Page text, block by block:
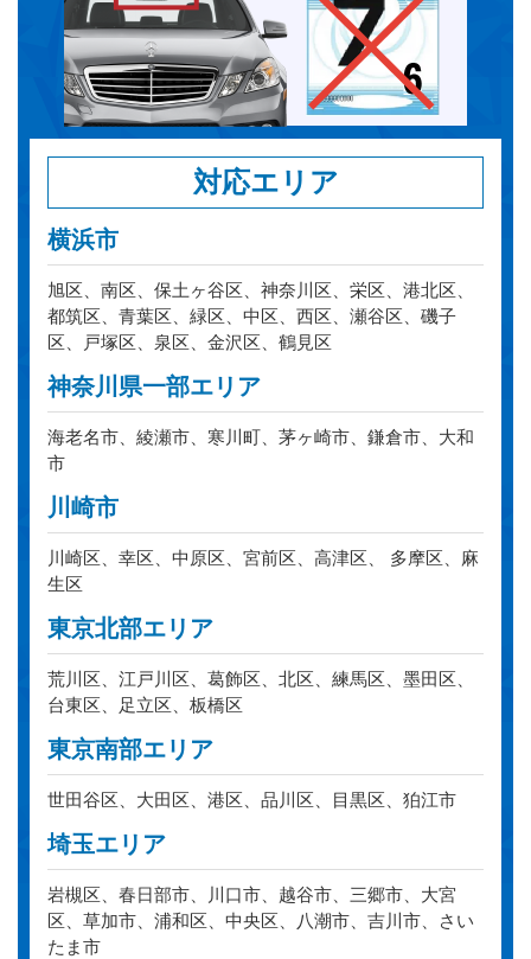
対応エリア
横浜市
旭区、南区、保土ヶ谷区、神奈川区、栄区、港北区、
都筑区、青葉区、緑区、中区、西区、瀬谷区、磯子
区、戸塚区、泉区、金沢区、鶴見区
神奈川県一部エリア
海老名市、綾瀬市、寒川町、茅ヶ崎市、鎌倉市、大和
市
川崎市
川崎区、幸区、中原区、宮前区、高津区、 多摩区、麻
生区
東京北部エリア
荒川区、江戸川区、葛飾区、北区、練馬区、墨田区、
台東区、足立区、板橋区
東京南部エリア
世田谷区、大田区、港区、品川区、目黒区、狛江市
埼玉エリア
岩槻区、春日部市、川口市、越谷市、三郷市、大宮
区、草加市、浦和区、中央区、八潮市、吉川市、さい
たま市